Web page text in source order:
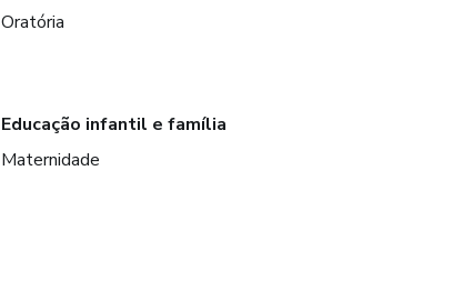
Oratória
Educação infantil e família
Maternidade